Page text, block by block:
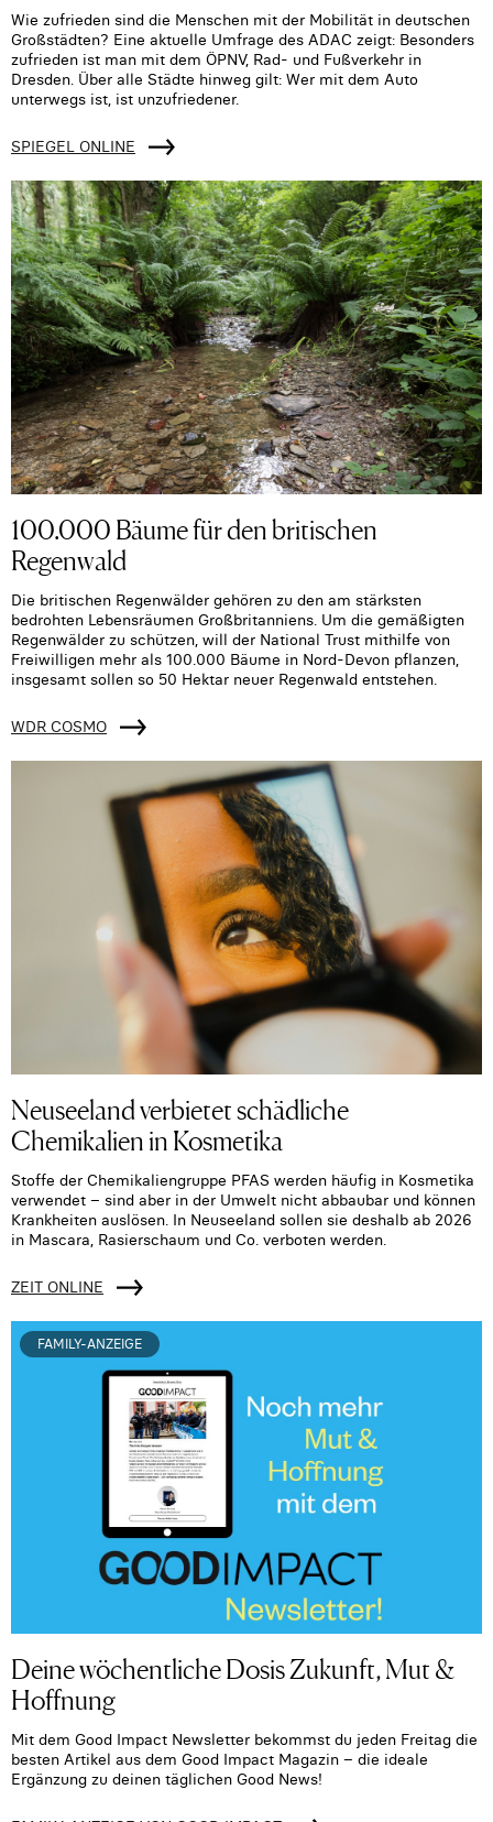
Wie zufrieden sind die Menschen mit der Mobilität in deutschen
Großstädten? Eine aktuelle Umfrage des ADAC zeigt: Besonders
zufrieden ist man mit dem ÖPNV, Rad- und Fußverkehr in
Dresden. Über alle Städte hinweg gilt: Wer mit dem Auto
unterwegs ist, ist unzufriedener.
SPIEGEL ONLINE
100.000 Bäume für den britischen
Regenwald
Die britischen Regenwälder gehören zu den am stärksten
bedrohten Lebensräumen Großbritanniens. Um die gemäßigten
Regenwälder zu schützen, will der National Trust mithilfe von
Freiwilligen mehr als 100.000 Bäume in Nord-Devon pflanzen,
insgesamt sollen so 50 Hektar neuer Regenwald entstehen.
WDR COSMO
Neuseeland verbietet schädliche
Chemikalien in Kosmetika
Stoffe der Chemikaliengruppe PFAS werden häufig in Kosmetika
verwendet – sind aber in der Umwelt nicht abbaubar und können
Krankheiten auslösen. In Neuseeland sollen sie deshalb ab 2026
in Mascara, Rasierschaum und Co. verboten werden.
ZEIT ONLINE
FAMILY-ANZEIGE
Deine wöchentliche Dosis Zukunft, Mut &
Hoffnung
Mit dem Good Impact Newsletter bekommst du jeden Freitag die
besten Artikel aus dem Good Impact Magazin – die ideale
Ergänzung zu deinen täglichen Good News!